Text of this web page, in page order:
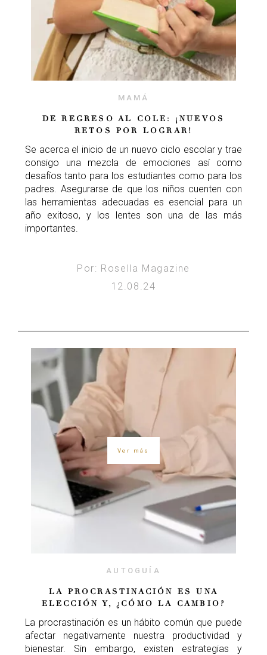
MAMÁ
DE REGRESO AL COLE: ¡NUEVOS
RETOS POR LOGRAR!
Se acerca el inicio de un nuevo ciclo escolar y trae
consigo una mezcla de emociones así como
desafíos tanto para los estudiantes como para los
padres. Asegurarse de que los niños cuenten con
las herramientas adecuadas es esencial para un
año exitoso, y los lentes son una de las más
importantes.
Por: Rosella Magazine
12.08.24
Ver más
AUTOGUÍA
LA PROCRASTINACIÓN ES UNA
ELECCIÓN Y, ¿CÓMO LA CAMBIO?
La procrastinación es un hábito común que puede
afectar negativamente nuestra productividad y
bienestar. Sin embargo, existen estrategias y